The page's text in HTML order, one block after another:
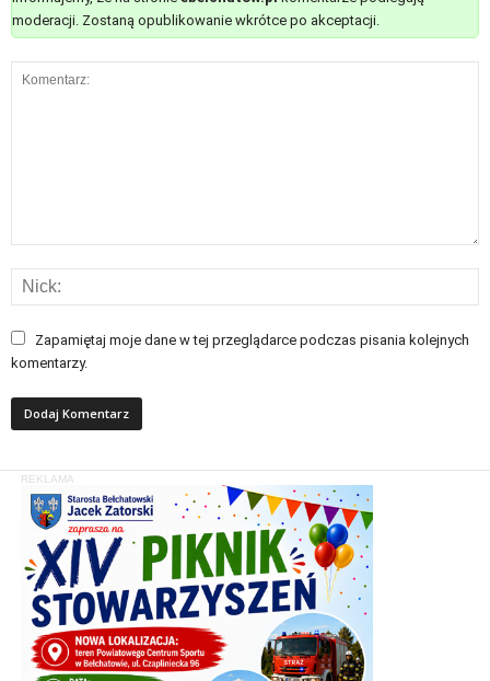
moderacji. Zostaną opublikowanie wkrótce po akceptacji.
Zapamiętaj moje dane w tej przeglądarce podczas pisania kolejnych
komentarzy.
REKLAMA